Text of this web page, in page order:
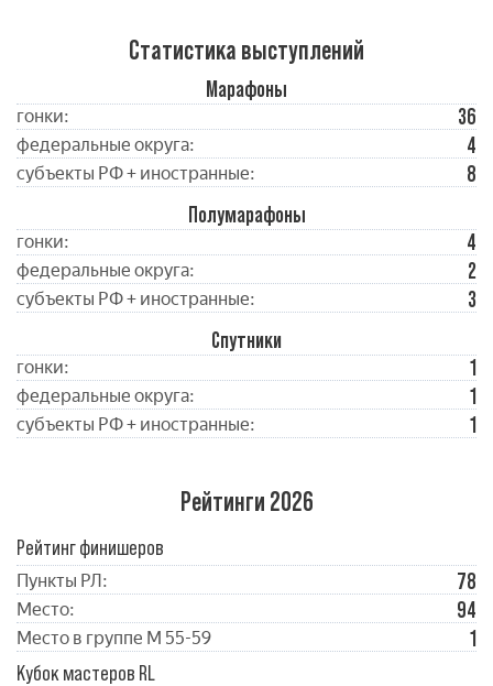
Статистика выступлений
Марафоны
гонки: 36
федеральные округа: 4
субъекты РФ + иностранные:
8
Полумарафоны
гонки: 4
федеральные округа: 2
субъекты РФ + иностранные:
3
Спутники
гонки: 1
федеральные округа: 1
субъекты РФ + иностранные: 1
Рейтинги 2026
Рейтинг финишеров
Пункты РЛ: 78
Место: 94
Место в группе М 55-59
1
Кубок мастеров RL